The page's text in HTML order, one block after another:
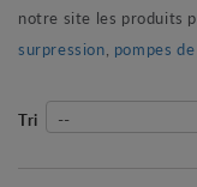
notre site les produits
surpression, pompes
Tri